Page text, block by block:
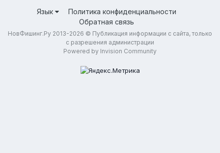
Язык
Политика конфиденциальности
Обратная связь
НовФишинг.Ру 2013-2026 © Публикация информации с сайта, только
с разрешения администрации
Powered by Invision Community